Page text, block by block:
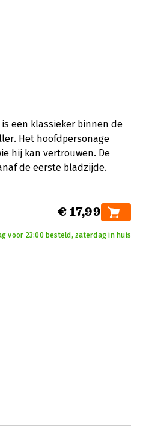
een klassieker binnen de
Het hoofdpersonage
hij kan vertrouwen. De
de eerste bladzijde.
€ 17,99
voor 23:00 besteld, zaterdag in huis